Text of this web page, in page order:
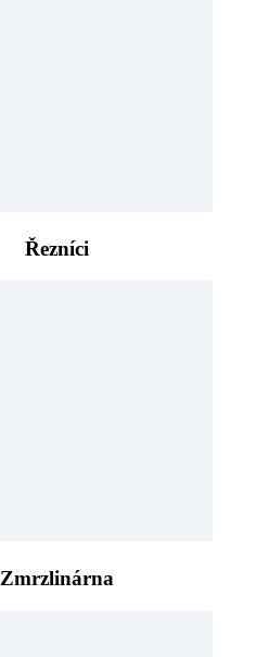
Řezníci
Zmrzlinárna